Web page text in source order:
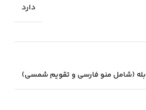
دارد
بله (شامل منو فارسی و تقویم شمسی)